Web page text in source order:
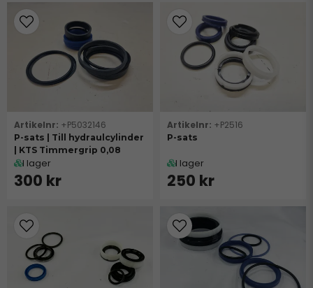
+P5032146
P-sats | Till hydraulcylinder
| KTS Timmergrip 0,08
I lager
300 kr
+P2516
P-sats
I lager
250 kr